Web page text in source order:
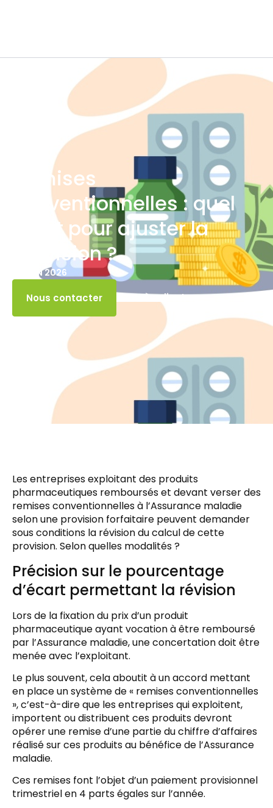
Remises
conventionnelles : quel
écart pour ajuster la
provision ?
10 JUIN 2026
Nous contacter Accès client
Les entreprises exploitant des produits
pharmaceutiques remboursés et devant verser des
remises conventionnelles à l’Assurance maladie
selon une provision forfaitaire peuvent demander
sous conditions la révision du calcul de cette
provision. Selon quelles modalités ?
Précision sur le pourcentage
d’écart permettant la révision
Lors de la fixation du prix d’un produit
pharmaceutique ayant vocation à être remboursé
par l’Assurance maladie, une concertation doit être
menée avec l’exploitant.
Le plus souvent, cela aboutit à un accord mettant
en place un système de « remises conventionnelles
», c’est-à-dire que les entreprises qui exploitent,
importent ou distribuent ces produits devront
opérer une remise d’une partie du chiffre d’affaires
réalisé sur ces produits au bénéfice de l’Assurance
maladie.
Ces remises font l’objet d’un paiement provisionnel
trimestriel en 4 parts égales sur l’année.